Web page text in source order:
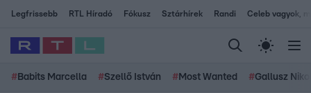
Legfrissebb RTL Híradó Fókusz Sztárhírek Randi Celeb vagyok,
# Babits Marcella #Szellő István # Most Wanted #Gallusz